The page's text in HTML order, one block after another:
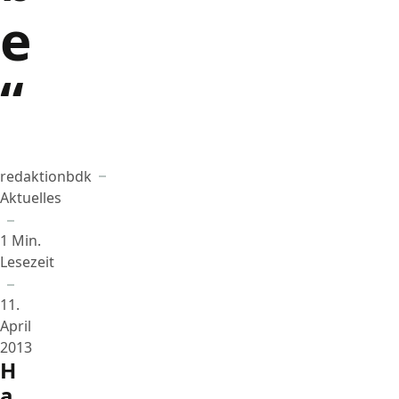
e
“
Beigetragen von
redaktionbdk
in
Aktuelles
1 Min.
Lesezeit
11.
April
2013
H